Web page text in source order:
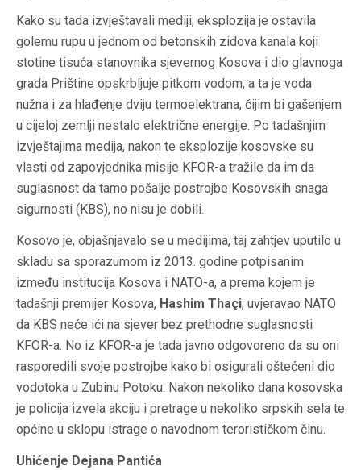
Kako su tada izvještavali mediji, eksplozija je ostavila
golemu rupu u jednom od betonskih zidova kanala koji
stotine tisuća stanovnika sjevernog Kosova i dio glavnoga
grada Prištine opskrbljuje pitkom vodom, a ta je voda
nužna i za hlađenje dviju termoelektrana, čijim bi gašenjem
u cijeloj zemlji nestalo električne energije. Po tadašnjim
izvještajima medija, nakon te eksplozije kosovske su
vlasti od zapovjednika misije KFOR-a tražile da im da
suglasnost da tamo pošalje postrojbe Kosovskih snaga
sigurnosti (KBS), no nisu je dobili.
Kosovo je, objašnjavalo se u medijima, taj zahtjev uputilo u
skladu sa sporazumom iz 2013. godine potpisanim
između institucija Kosova i NATO-a, a prema kojem je
tadašnji premijer Kosova, Hashim Thaç​i, uvjeravao NATO
da KBS neće ići na sjever bez prethodne suglasnosti
KFOR-a. No iz KFOR-a je tada javno odgovoreno da su oni
rasporedili svoje postrojbe kako bi osigurali oštećeni dio
vodotoka u Zubinu Potoku. Nakon nekoliko dana kosovska
je policija izvela akciju i pretrage u nekoliko srpskih sela te
općine u sklopu istrage o navodnom terorističkom činu.
Uhićenje Dejana Pantića